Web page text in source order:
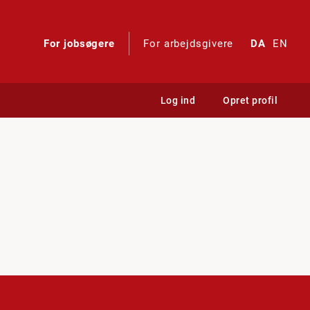
For jobsøgere For arbejdsgivere DA EN
Log ind Opret profil